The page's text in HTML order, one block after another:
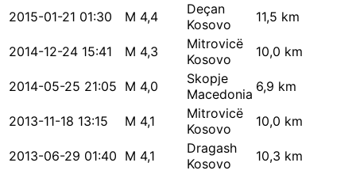
2015-01-21 01:30 M 4,4
Deçan
Kosovo
11,5 km
2014-12-24 15:41 M 4,3
Mitrovicë
Kosovo
10,0 km
2014-05-25 21:05 M 4,0
Skopje
Macedonia 6,9 km
2013-11-18 13:15 M 4,1
Mitrovicë
Kosovo
10,0 km
2013-06-29 01:40 M 4,1
Dragash
Kosovo
10,3 km